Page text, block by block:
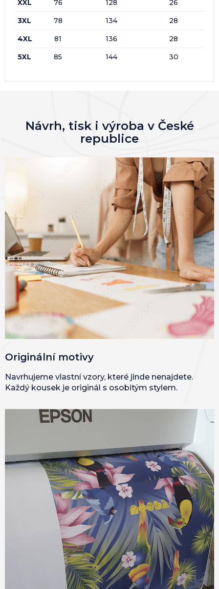
XXL 76 128 26
3XL 78 134 28
4XL 81 136 28
5XL 85 144 30
Návrh, tisk i výroba v České
republice
Originální motivy
Navrhujeme vlastní vzory, které jinde nenajdete.
Každý kousek je originál s osobitým stylem.